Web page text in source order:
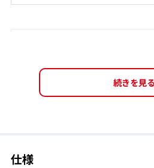
はこちら
仕様